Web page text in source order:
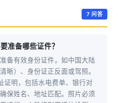
7 问答
准备哪些证件？
备有效身份证件，如中国大陆
晰）、身份证正反面或驾照。
证明，包括水电费单、银行对
保姓名、地址匹配。照片必须